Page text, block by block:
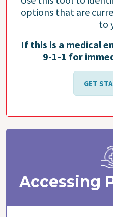
options that are
to
If this is a medical
9-1-1 for
GET
Accessing